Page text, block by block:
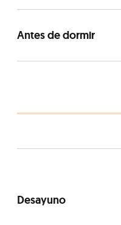
Antes de dormir
Desayuno